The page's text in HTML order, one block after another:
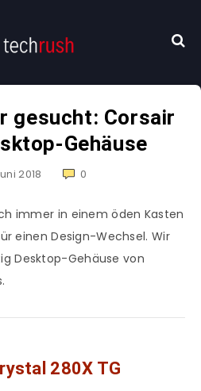
gesucht: Corsair
Gehäuse
2018 0
immer in einem öden Kasten
einen Design-Wechsel. Wir
Desktop-Gehäuse von
280X TG